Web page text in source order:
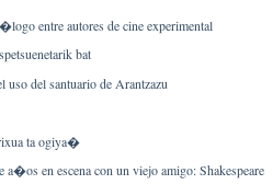
entre autores de cine experimental
bat
del santuario de Arantzazu
ta ogiya�
en escena con un viejo amigo: Shakespeare